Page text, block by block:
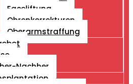
Faceliftung
Ohrenkorrekturen
Oberarmstraffung
Nachher